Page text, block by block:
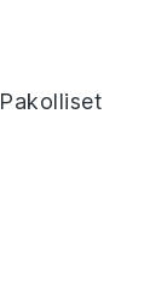
Pakolliset